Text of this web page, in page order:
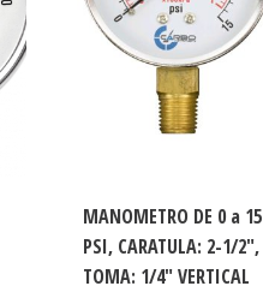
MANOMETRO DE 0 a 15
PSI, CARATULA: 2-1/2″,
TOMA: 1/4″ VERTICAL